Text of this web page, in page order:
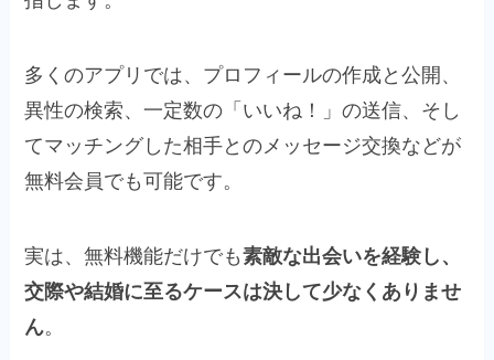
多くのアプリでは、プロフィールの作成と公開、
異性の検索、一定数の「いいね！」の送信、そし
てマッチングした相手とのメッセージ交換などが
無料会員でも可能です。
実は、無料機能だけでも素敵な出会いを経験し、
交際や結婚に至るケースは決して少なくありませ
ん。